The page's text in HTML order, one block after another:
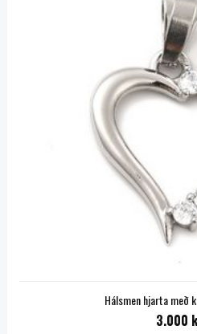
Hálsmen hjarta með
3.000